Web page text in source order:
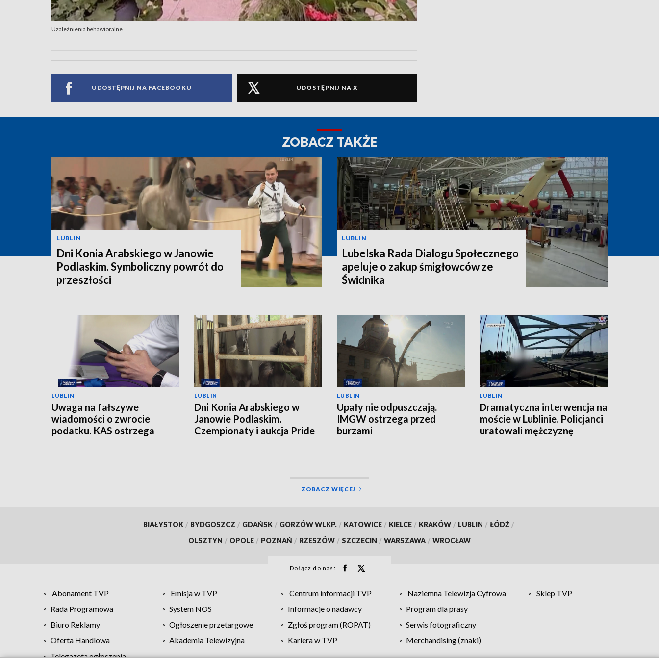
Uzależnienia behawioralne
UDOSTĘPNIJ NA FACEBOOKU UDOSTĘPNIJ NA X
ZOBACZ TAKŻE
LUBLIN
Dni Konia Arabskiego w Janowie
Podlaskim. Symboliczny powrót do
przeszłości
LUBLIN
Lubelska Rada Dialogu Społecznego
apeluje o zakup śmigłowców ze
Świdnika
LUBLIN
Uwaga na fałszywe
wiadomości o zwrocie
podatku. KAS ostrzega
LUBLIN
Dni Konia Arabskiego w
Janowie Podlaskim.
Czempionaty i aukcja Pride
LUBLIN
Upały nie odpuszczają.
IMGW ostrzega przed
burzami
LUBLIN
Dramatyczna interwencja na
moście w Lublinie. Policjanci
uratowali mężczyznę
ZOBACZ WIĘCEJ
BIAŁYSTOK / BYDGOSZCZ / GDAŃSK / GORZÓW WLKP. / KATOWICE / KIELCE / KRAKÓW / LUBLIN / ŁÓDŹ /
OLSZTYN / OPOLE / POZNAŃ / RZESZÓW / SZCZECIN / WARSZAWA / WROCŁAW
Dołącz do nas:
Abonament TVP Emisja w TVP Centrum informacji TVP Naziemna Telewizja Cyfrowa
Sklep TVP
Rada Programowa
System NOS Informacje o nadawcy
Program dla prasy
Biuro Reklamy
Ogłoszenie przetargowe Zgłoś program (ROPAT)
Serwis fotograficzny
Oferta Handlowa
Akademia Telewizyjna Kariera w TVP
Merchandising (znaki)
Telegazeta ogłoszenia